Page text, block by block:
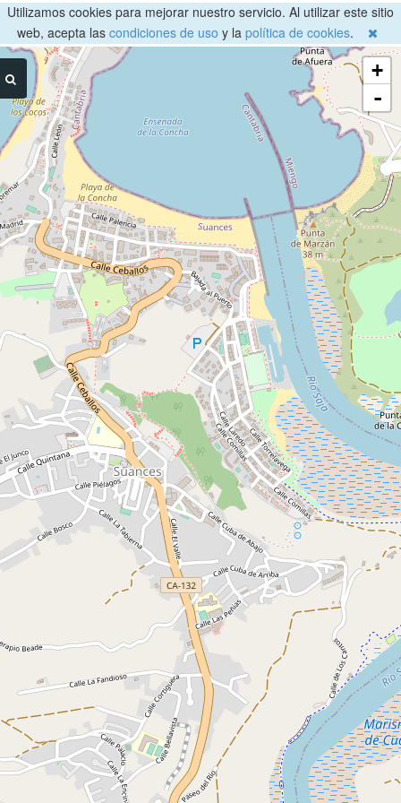
Utilizamos cookies para mejorar nuestro servicio. Al utilizar este sitio
web, acepta las condiciones de uso y la política de cookies.
+
-